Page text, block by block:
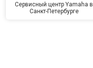
Сервисный центр Yamaha в
Санкт-Петербурге